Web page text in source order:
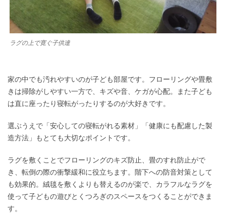
ラグの上で寛ぐ子供達
家の中でも汚れやすいのが子ども部屋です。フローリングや畳敷
きは掃除がしやすい一方で、キズや音、ケガが心配。また子ども
は直に座ったり寝転がったりするのが大好きです。
選ぶうえで「安心しての寝転がれる素材」「健康にも配慮した製
造方法」もとても大切なポイントです。
ラグを敷くことでフローリングのキズ防止、畳のすれ防止がで
き、転倒の際の衝撃緩和に役立ちます。階下への防音対策として
も効果的。絨毯を敷くよりも替えるのが楽で、カラフルなラグを
使って子どもの遊びとくつろぎのスペースをつくることができま
す。